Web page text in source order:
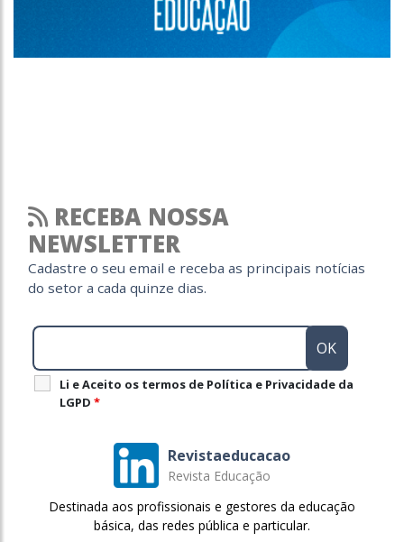
RECEBA NOSSA
NEWSLETTER
Cadastre o seu email e receba as principais notícias
do setor a cada quinze dias.
Li e Aceito os termos de Política e Privacidade da
LGPD *
Revistaeducacao
Revista Educação
Destinada aos profissionais e gestores da educação
básica, das redes pública e particular.